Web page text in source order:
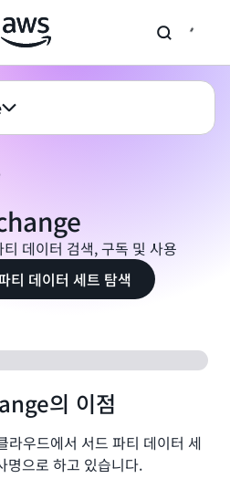
데이터 검색, 구독 및 사용
티 데이터 세트 탐색
의 이점
우드에서 서드 파티 데이터 세
명으로 하고 있습니다.